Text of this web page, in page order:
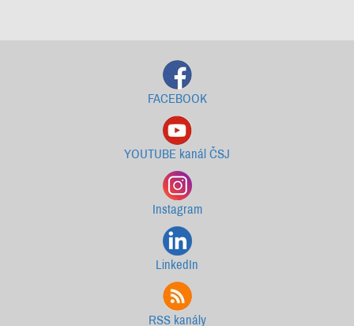
FACEBOOK
YOUTUBE kanál ČSJ
Instagram
LinkedIn
RSS kanály